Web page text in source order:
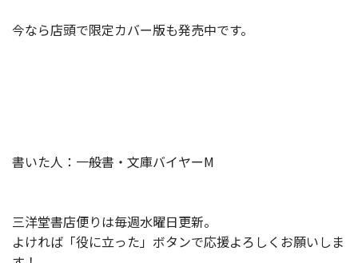
今なら店頭で限定カバー版も発売中です。
書いた人：一般書・文庫バイヤーM
三洋堂書店便りは毎週水曜日更新。
よければ「役に立った」ボタンで応援よろしくお願いしま